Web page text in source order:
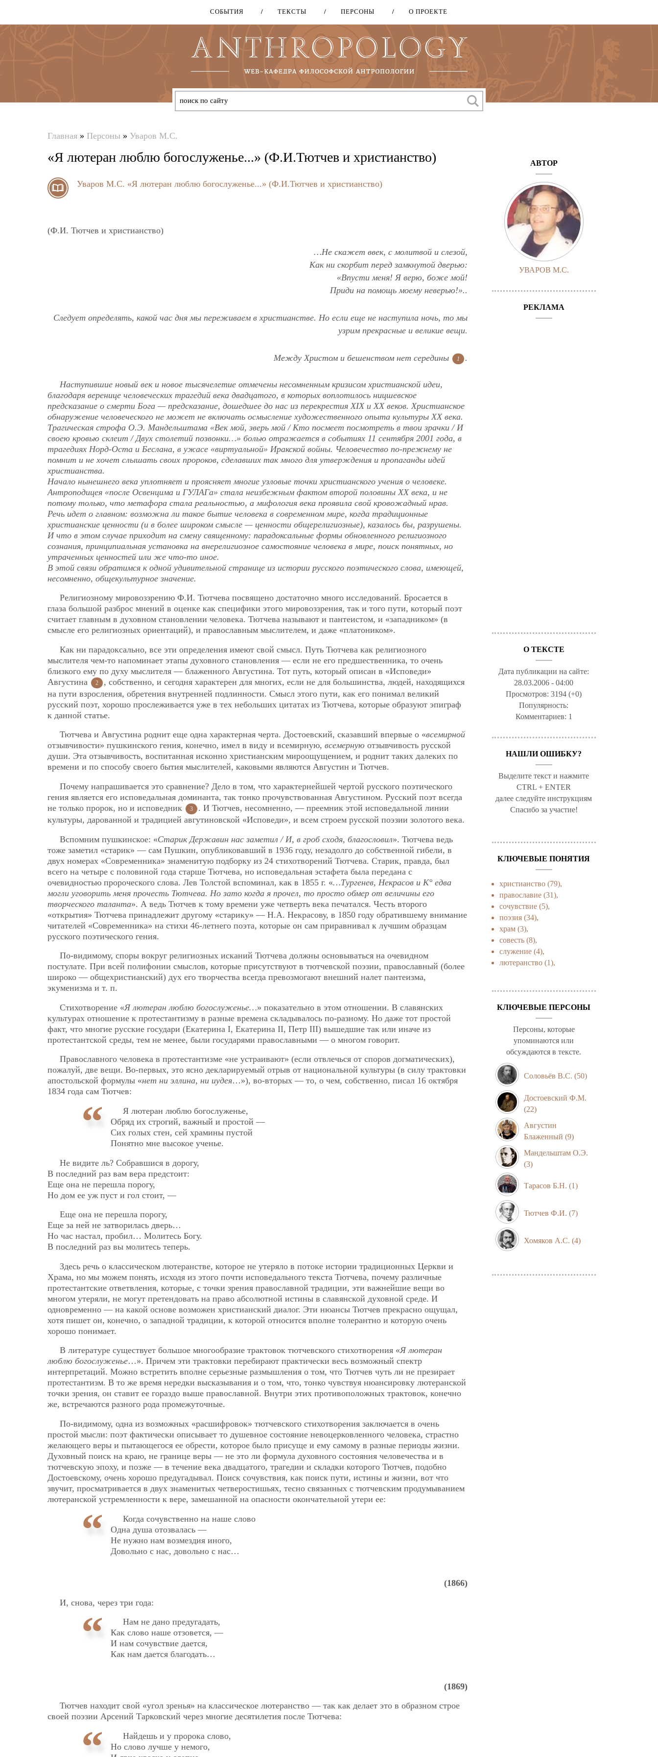
Перейти
основному
содержанию
СОБЫТИЯ ТЕКСТЫ ПЕРСОНЫ О ПРОЕКТЕ
здесь
Главная » Персоны » Уваров М.С.
«Я лютеран люблю богослуженье...» (Ф.И.Тютчев и христианство)
Уваров М.С. «Я лютеран люблю богослуженье...» (Ф.И.Тютчев и христианство)
(Ф.И. Тютчев и христианство)
…Не скажет ввек, с молитвой и слезой,
Как ни скорбит перед замкнутой дверью:
«Впусти меня! Я верю, боже мой!
Приди на помощь моему неверью!»..
Следует определять, какой час дня мы переживаем в христианстве. Но если еще не наступила ночь, то мы
узрим прекрасные и великие вещи.
Между Христом и бешенством нет середины 1 .
Наступившие новый век и новое тысячелетие отмечены несомненным кризисом христианской идеи,
благодаря веренице человеческих трагедий века двадцатого, в которых воплотилось ницшевское
предсказание о смерти Бога — предсказание, дошедшее до нас из перекрестия XIX и XX веков. Христианское
обнаружение человеческого не может не включать осмысление художественного опыта культуры XX века.
Трагическая строфа О.Э. Мандельштама «Век мой, зверь мой / Кто посмеет посмотреть в твои зрачки / И
своею кровью склеит / Двух столетий позвонки…» болью отражается в событиях 11 сентября 2001 года, в
трагедиях Норд-Оста и Беслана, в ужасе «виртуальной» Иракской войны. Человечество по-прежнему не
помнит и не хочет слышать своих пророков, сделавших так много для утверждения и пропаганды идей
христианства.
Начало нынешнего века уплотняет и проясняет многие узловые точки христианского учения о человеке.
Антроподицея «после Освенцима и ГУЛАГа» стала неизбежным фактом второй половины XX века, и не
потому только, что метафора стала реальностью, а мифология века проявила свой кровожадный нрав.
Речь идет о главном: возможна ли такое бытие человека в современном мире, когда традиционные
христианские ценности (и в более широком смысле — ценности общерелигиозные), казалось бы, разрушены.
И что в этом случае приходит на смену священному: парадоксальные формы обновленного религиозного
сознания, принципиальная установка на внерелигиозное самостояние человека в мире, поиск понятных, но
утраченных ценностей или же что-то иное.
В этой связи обратимся к одной удивительной странице из истории русского поэтического слова, имеющей,
несомненно, общекультурное значение.
Религиозному мировоззрению Ф.И. Тютчева посвящено достаточно много исследований. Бросается в
глаза большой разброс мнений в оценке как специфики этого мировоззрения, так и того пути, который поэт
считает главным в духовном становлении человека. Тютчева называют и пантеистом, и «западником» (в
смысле его религиозных ориентаций), и православным мыслителем, и даже «платоником».
Как ни парадоксально, все эти определения имеют свой смысл. Путь Тютчева как религиозного
мыслителя чем-то напоминает этапы духовного становления — если не его предшественника, то очень
близкого ему по духу мыслителя — блаженного Августина. Тот путь, который описан в «Исповеди»
Августина
2
, собственно, и сегодня характерен для многих, если не для большинства, людей, находящихся
на пути взросления, обретения внутренней подлинности. Смысл этого пути, как его понимал великий
русский поэт, хорошо прослеживается уже в тех небольших цитатах из Тютчева, которые образуют эпиграф
к данной статье.
Тютчева и Августина роднит еще одна характерная черта. Достоевский, сказавший впервые о «всемирной
отзывчивости» пушкинского гения, конечно, имел в виду и всемирную, всемерную отзывчивость русской
души. Эта отзывчивость, воспитанная исконно христианским мироощущением, и роднит таких далеких по
времени и по способу своего бытия мыслителей, каковыми являются Августин и Тютчев.
Почему напрашивается это сравнение? Дело в том, что характернейшей чертой русского поэтического
гения является его исповедальная доминанта, так тонко прочувствованная Августином. Русский поэт всегда
не только пророк, но и исповедник
3
. И Тютчев, несомненно, — преемник этой исповедальной линии
культуры, дарованной и традицией авгутиновской «Исповеди», и всем строем русской поэзии золотого века.
Вспомним пушкинское: «Старик Державин нас заметил / И, в гроб сходя, благословил». Тютчева ведь
тоже заметил «старик» — сам Пушкин, опубликовавший в 1936 году, незадолго до собственной гибели, в
двух номерах «Современника» знаменитую подборку из 24 стихотворений Тютчева. Старик, правда, был
всего на четыре с половиной года старше Тютчева, но исповедальная эстафета была передана с
очевидностью пророческого слова. Лев Толстой вспоминал, как в 1855 г. «…Тургенев, Некрасов и К° едва
могли уговорить меня прочесть Тютчева. Но зато когда я прочел, то просто обмер от величины его
творческого таланта». А ведь Тютчев к тому времени уже четверть века печатался. Честь второго
«открытия» Тютчева принадлежит другому «старику» — Н.А. Некрасову, в 1850 году обратившему внимание
читателей «Современника» на стихи 46-летнего поэта, которые он сам приравнивал к лучшим образцам
русского поэтического гения.
По-видимому, споры вокруг религиозных исканий Тютчева должны основываться на очевидном
постулате. При всей полифонии смыслов, которые присутствуют в тютчевской поэзии, православный (более
широко — общехристианский) дух его творчества всегда превозмогают внешний налет пантеизма,
экуменизма и т. п.
Стихотворение «Я лютеран люблю богослуженье…» показательно в этом отношении. В славянских
культурах отношение к протестантизму в разные времена складывалось по-разному. Но даже тот простой
факт, что многие русские государи (Екатерина I, Екатерина II, Петр III) вышедшие так или иначе из
протестантской среды, тем не менее, были государями православными — о многом говорит.
Православного человека в протестантизме «не устраивают» (если отвлечься от споров догматических),
пожалуй, две вещи. Во-первых, это ясно декларируемый отрыв от национальной культуры (в силу трактовки
апостольской формулы «нет ни эллина, ни иудея…»), во-вторых — то, о чем, собственно, писал 16 октября
1834 года сам Тютчев:
Я лютеран люблю богослуженье,
Обряд их строгий, важный и простой —
Сих голых стен, сей храмины пустой
Понятно мне высокое ученье.
Не видите ль? Собравшися в дорогу,
В последний раз вам вера предстоит:
Еще она не перешла порогу,
Но дом ее уж пуст и гол стоит, —
Еще она не перешла порогу,
Еще за ней не затворилась дверь…
Но час настал, пробил… Молитесь Богу.
В последний раз вы молитесь теперь.
Здесь речь о классическом лютеранстве, которое не утеряло в потоке истории традиционных Церкви и
Храма, но мы можем понять, исходя из этого почти исповедального текста Тютчева, почему различные
протестантские ответвления, которые, с точки зрения православной традиции, эти важнейшие вещи во
многом утеряли, не могут претендовать на право абсолютной истины в славянской духовной среде. И
одновременно — на какой основе возможен христианский диалог. Эти нюансы Тютчев прекрасно ощущал,
хотя пишет он, конечно, о западной традиции, к которой относится вполне толерантно и которую очень
хорошо понимает.
В литературе существует большое многообразие трактовок тютчевского стихотворения «Я лютеран
люблю богослуженье…». Причем эти трактовки перебирают практически весь возможный спектр
интерпретаций. Можно встретить вполне серьезные размышления о том, что Тютчев чуть ли не презирает
протестантизм. В то же время нередки высказывания и о том, что, тонко чувствуя нюансировку лютеранской
точки зрения, он ставит ее гораздо выше православной. Внутри этих противоположных трактовок, конечно
же, встречаются разного рода промежуточные.
По-видимому, одна из возможных «расшифровок» тютчевского стихотворения заключается в очень
простой мысли: поэт фактически описывает то душевное состояние невоцерковленного человека, страстно
желающего веры и пытающегося ее обрести, которое было присуще и ему самому в разные периоды жизни.
Духовный поиск на краю, не границе веры — не это ли формула духовного состояния человечества и в
тютчевскую эпоху, и позже — в течение века двадцатого, трагедии и складки которого Тютчев, подобно
Достоевскому, очень хорошо предугадывал. Поиск сочувствия, как поиск пути, истины и жизни, вот что
звучит, просматривается в двух знаменитых четверостишьях, тесно связанных с тютчевским продумыванием
лютеранской устремленности к вере, замешанной на опасности окончательной утери ее:
Когда сочувственно на наше слово
Одна душа отозвалась —
Не нужно нам возмездия иного,
Довольно с нас, довольно с нас…
(1866)
И, снова, через три года:
Нам не дано предугадать,
Как слово наше отзовется, —
И нам сочувствие дается,
Как нам дается благодать…
(1869)
Тютчев находит свой «угол зренья» на классическое лютеранство — так как делает это в образном строе
своей поэзии Арсений Тарковский через многие десятилетия после Тютчева:
Найдешь и у пророка слово,
Но слово лучше у немого,
АВТОР
УВАРОВ М.С.
РЕКЛАМА
О ТЕКСТЕ
Дата публикации на сайте:
28.03.2006 - 04:00
Просмотров:3194 (+0)
Популярность:
Комментариев: 1
НАШЛИ ОШИБКУ?
Выделите текст и нажмите
CTRL + ENTER
далее следуйте инструкциям
Спасибо за участие!
КЛЮЧЕВЫЕ ПОНЯТИЯ
христианство (79),
православие (31),
сочувствие (5),
поэзия (34),
храм (3),
совесть (8),
служение (4),
лютеранство (1),
КЛЮЧЕВЫЕ ПЕРСОНЫ
Персоны, которые
упоминаются или
обсуждаются в тексте.
Соловьёв В.С. (50)
Достоевский Ф.М.
(22)
Августин
Блаженный (9)
Мандельштам О.Э.
(3)
Тарасов Б.Н. (1)
Тютчев Ф.И. (7)
Хомяков А.С. (4)